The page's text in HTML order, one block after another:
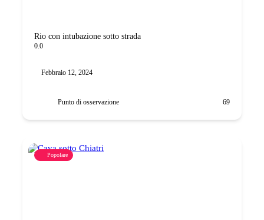
Rio con intubazione sotto strada
0.0
Febbraio 12, 2024
Punto di osservazione 69
Popolare